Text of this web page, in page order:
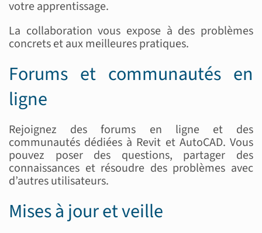
votre apprentissage.
La collaboration vous expose à des problèmes
concrets et aux meilleures pratiques.
Forums et communautés en
ligne
Rejoignez des forums en ligne et des
communautés dédiées à Revit et AutoCAD. Vous
pouvez poser des questions, partager des
connaissances et résoudre des problèmes avec
d’autres utilisateurs.
Mises à jour et veille